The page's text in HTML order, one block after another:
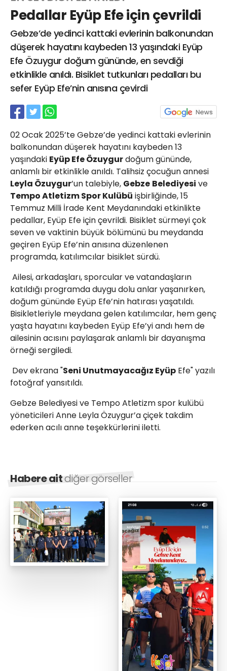
Pedallar Eyüp Efe için çevrildi
Gebze’de yedinci kattaki evlerinin balkonundan
düşerek hayatını kaybeden 13 yaşındaki Eyüp
Efe Özuygur doğum gününde, en sevdiği
etkinlikle anıldı. Bisiklet tutkunları pedalları bu
sefer Eyüp Efe’nin anısına çevirdi
02 Ocak 2025’te Gebze’de yedinci kattaki evlerinin
balkonundan düşerek hayatını kaybeden 13
yaşındaki Eyüp Efe Özuygurdoğum gününde,
anlamlı bir etkinlikle anıldı. Talihsiz çocuğun annesi
Leyla Özuygur’un talebiyle, Gebze Belediyesi ve
Tempo Atletizm Spor Kulübü işbirliğinde, 15
Temmuz Milli İrade Kent Meydanındaki etkinlikte
pedallar, Eyüp Efe için çevrildi. Bisiklet sürmeyi çok
seven ve vaktinin büyük bölümünü bu meydanda
geçiren Eyüp Efe’nin anısına düzenlenen
programda, katılımcılar bisiklet sürdü.
Ailesi, arkadaşları, sporcular ve vatandaşların
katıldığı programda duygu dolu anlar yaşanırken,
doğum gününde Eyüp Efe’nin hatırası yaşatıldı.
Bisikletleriyle meydana gelen katılımcılar, hem genç
yaşta hayatını kaybeden Eyüp Efe’yi andı hem de
ailesinin acısını paylaşarak anlamlı bir dayanışma
örneği sergiledi.
Dev ekrana "Seni Unutmayacağız Eyüp Efe" yazılı
fotoğraf yansıtıldı.
Gebze Belediyesi ve Tempo Atletizm spor kulübü
yöneticileri Anne Leyla Özuygur’a çiçek takdim
ederken acılı anne teşekkürlerini iletti.
Habere aitdiğer görseller
Web TV Yazarlar
Hacı Halil Mahallesi, İsmetpaşa
Caddesi, Beşiroğlu Altın Han Kat: 1
(BİLKAR)Gebze - KOCAELİ
aktanuslu@gmail.com